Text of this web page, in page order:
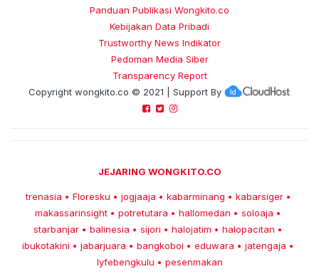
Panduan Publikasi Wongkito.co
Kebijakan Data Pribadi
Trustworthy News Indikator
Pedoman Media Siber
Transparency Report
Copyright wongkito.co © 2021 | Support By
JEJARING WONGKITO.CO
trenasia • Floresku • jogjaaja • kabarminang • kabarsiger •
makassarinsight • potretutara • hallomedan • soloaja •
starbanjar • balinesia • sijori • halojatim • halopacitan •
ibukotakini • jabarjuara • bangkoboi • eduwara • jatengaja •
lyfebengkulu • pesenmakan